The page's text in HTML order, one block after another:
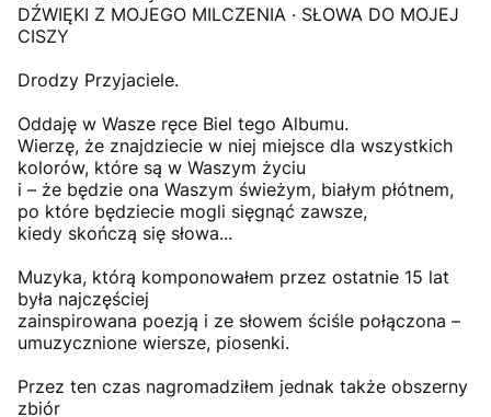
DŹWIĘKI Z MOJEGO MILCZENIA · SŁOWA DO MOJEJ
CISZY
Drodzy Przyjaciele.
Oddaję w Wasze ręce Biel tego Albumu.
Wierzę, że znajdziecie w niej miejsce dla wszystkich
kolorów, które są w Waszym życiu
i – że będzie ona Waszym świeżym, białym płótnem,
po które będziecie mogli sięgnąć zawsze,
kiedy skończą się słowa...
Muzyka, którą komponowałem przez ostatnie 15 lat
była najczęściej
zainspirowana poezją i ze słowem ściśle połączona –
umuzycznione wiersze, piosenki.
Przez ten czas nagromadziłem jednak także obszerny
zbiór